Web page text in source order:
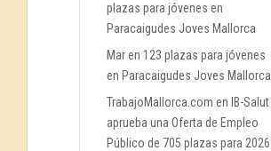
plazas para jóvenes en
Paracaigudes Joves Mallorca
Maren 123 plazas para jóvenes
en Paracaigudes Joves Mallorca
TrabajoMallorca.com en IB-Salut
aprueba una Oferta de Empleo
Público de 705 plazas para 2026